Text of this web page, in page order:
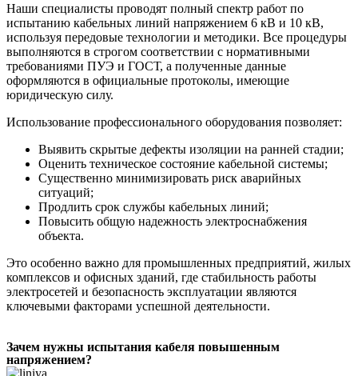
Наши специалисты проводят полный спектр работ по
испытанию кабельных линий напряжением 6 кВ и 10 кВ,
используя передовые технологии и методики. Все процедуры
выполняются в строгом соответствии с нормативными
требованиями ПУЭ и ГОСТ, а полученные данные
оформляются в официальные протоколы, имеющие
юридическую силу.
Использование профессионального оборудования позволяет:
Выявить скрытые дефекты изоляции на ранней стадии;
Оценить техническое состояние кабельной системы;
Существенно минимизировать риск аварийных
ситуаций;
Продлить срок службы кабельных линий;
Повысить общую надежность электроснабжения
объекта.
Это особенно важно для промышленных предприятий, жилых
комплексов и офисных зданий, где стабильность работы
электросетей и безопасность эксплуатации являются
ключевыми факторами успешной деятельности.
Зачем нужны испытания кабеля повышенным
напряжением?